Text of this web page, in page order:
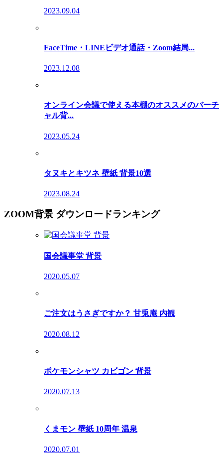
2023.09.04
FaceTime・LINEビデオ通話・Zoom結局...
2023.12.08
オンライン会議で使える本棚のオススメのバーチ
ャル背...
2023.05.24
タヌキとキツネ 壁紙 背景10選
2023.08.24
ZOOM背景 ダウンロードランキング
国会議事堂 背景
2020.05.07
ご注文はうさぎですか？ 甘兎庵 内観
2020.08.12
ポケモンシャツ カビゴン 背景
2020.07.13
くまモン 壁紙 10周年 温泉
2020.07.01